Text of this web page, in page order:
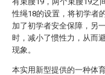
性绳18的设置，将初学者
加了初学者安全保障，另
时，减小了惯性力，从而
现象。
本实用新型提供的一种体